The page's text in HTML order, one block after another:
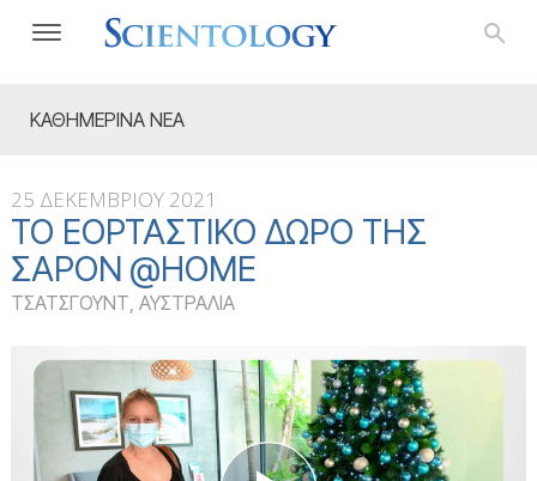
ΚΑΘΗΜΕΡΙΝΑ ΝΕΑ
25 ΔΕΚΕΜΒΡΙΟΥ 2021
ΤΟ ΕΟΡΤΑΣΤΙΚΌ ΔΏΡΟ ΤΗΣ
ΣΆΡΟΝ @HOME
ΤΣΑΤΣΓΟΥΝΤ, ΑΥΣΤΡΑΛΙΑ